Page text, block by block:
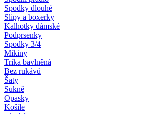
Spodky dlouhé
Slipy a boxerky
Kalhotky dámské
Podprsenky
Spodky 3/4
Mikiny
Trika bavlněná
Bez rukávů
Šaty
Sukně
Opasky
Košile